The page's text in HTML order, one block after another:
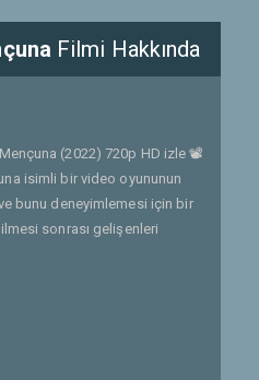
Filmi Hakkında
(2022) 720p HD izle 📽
isimli bir video oyununun
bunu deneyimlemesi için bir
sonrası gelişenleri